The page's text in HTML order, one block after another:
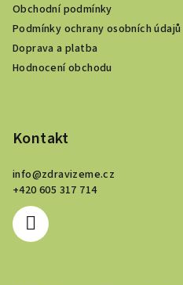
Obchodní podmínky
Podmínky ochrany osobních údajů
Doprava a platba
Hodnocení obchodu
Kontakt
info@zdravizeme.cz
+420 605 317 714